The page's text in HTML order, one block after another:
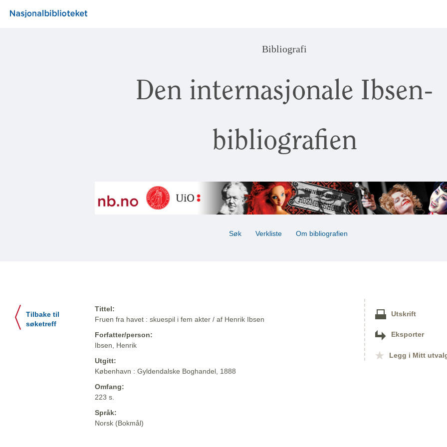
Bibliografi
Den internasjonale Ibsen-
bibliografien
Søk Verkliste Om bibliografien
Tilbake til
søketreff
Tittel:
Fruen fra havet : skuespil i fem akter / af Henrik Ibsen
Forfatter/person:
Ibsen, Henrik
Utgitt:
København : Gyldendalske Boghandel, 1888
Omfang:
223 s.
Språk:
Norsk (Bokmål)
Utskrift
Eksporter
Legg i Mitt